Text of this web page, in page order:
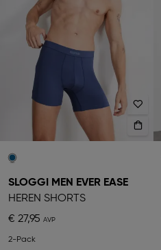
SLOGGI MEN EVER EASE
HEREN SHORTS
€ 27,95
2-Pack